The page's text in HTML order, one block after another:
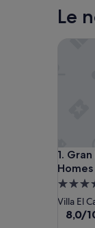
Le
1.
Homes
Gran
Struttura
a
3.5
Villa El
8.0
8,0/